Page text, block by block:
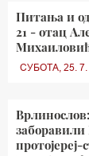
Питања и
21 - отац
СУБОТА, 25. 7.
заборавили